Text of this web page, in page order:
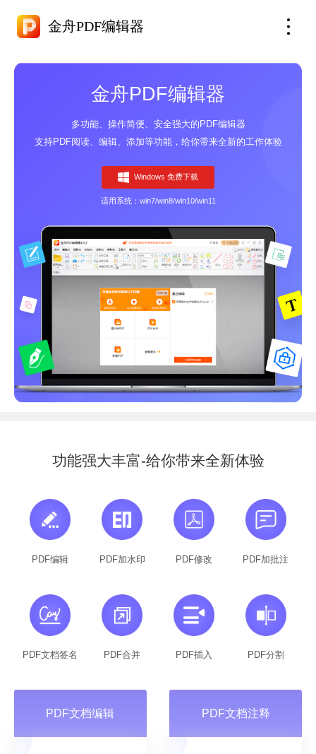
金舟PDF编辑器
金舟PDF编辑器
多功能、操作简便、安全强大的PDF编辑器
支持PDF阅读、编辑、添加等功能，给你带来全新的工作体验
Windows 免费下载
适用系统：win7/win8/win10/win11
功能强大丰富-给你带来全新体验
PDF编辑 PDF加水印 PDF修改 PDF加批注
PDF文档签名 PDF合并 PDF插入 PDF分割
PDF文档编辑 PDF文档注释